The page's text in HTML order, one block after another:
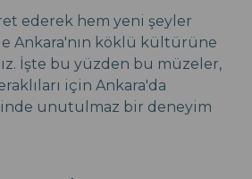
ederek hem yeni şeyler
Ankara'nın köklü kültürüne
İşte bu yüzden bu müzeler,
için Ankara'da
unutulmaz bir deneyim